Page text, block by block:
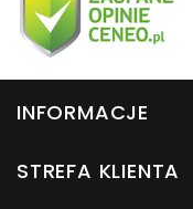
INFORMACJE
STREFA KLIENTA